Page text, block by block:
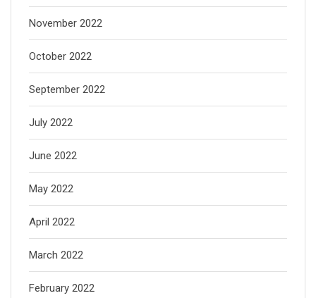
November 2022
October 2022
September 2022
July 2022
June 2022
May 2022
April 2022
March 2022
February 2022